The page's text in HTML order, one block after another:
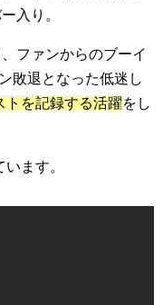
入り。
ファンからのブーイ
敗退となった低迷し
トを記録する活躍をし
ます。